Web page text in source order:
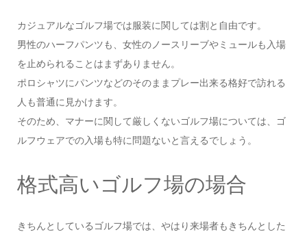
カジュアルなゴルフ場では服装に関しては割と自由です。
男性のハーフパンツも、女性のノースリーブやミュールも入場
を止められることはまずありません。
ポロシャツにパンツなどのそのままプレー出来る格好で訪れる
人も普通に見かけます。
そのため、マナーに関して厳しくないゴルフ場については、ゴ
ルフウェアでの入場も特に問題ないと言えるでしょう。
格式高いゴルフ場の場合
きちんとしているゴルフ場では、やはり来場者もきちんとした